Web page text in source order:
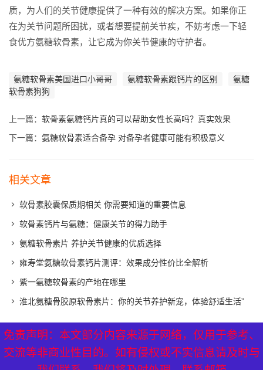
质，为人们的关节健康提供了一种有效的解决方案。如果你正
在为关节问题所困扰，或者想要提前关节疾，不妨考虑一下轻
食优方氨糖软骨素，让它成为你关节健康的守护者。
氨糖软骨素美国进口小哥哥 氨糖软骨素跟钙片的区别
氨糖
软骨素狗狗
上一篇： 软骨素氨糖钙片真的可以帮助女性长高吗？真实效果
下一篇： 氨糖软骨素适合备孕 对备孕者健康可能有积极意义
相关文章
软骨素胶囊保质期相关 你需要知道的重要信息
软骨素钙片与氨糖：健康关节的得力助手
氨糖软骨素片 养护关节健康的优质选择
雍寿堂氨糖软骨素钙片测评：效果成分性价比全解析
紫一氨糖软骨素的产地在哪里
淮北氨糖骨胶原软骨素片：你的关节养护新宠，体验舒适生活”
免责声明：本文部分内容来源于网络，仅用于参考、
交流等非商业性目的。如有侵权或不实信息请及时与
XML地图| 网站地图 热点关注
免责声明：本文部分内容来源于网络，仅用于参考、
交流等非商业性目的。如有侵权或不实信息请及时与